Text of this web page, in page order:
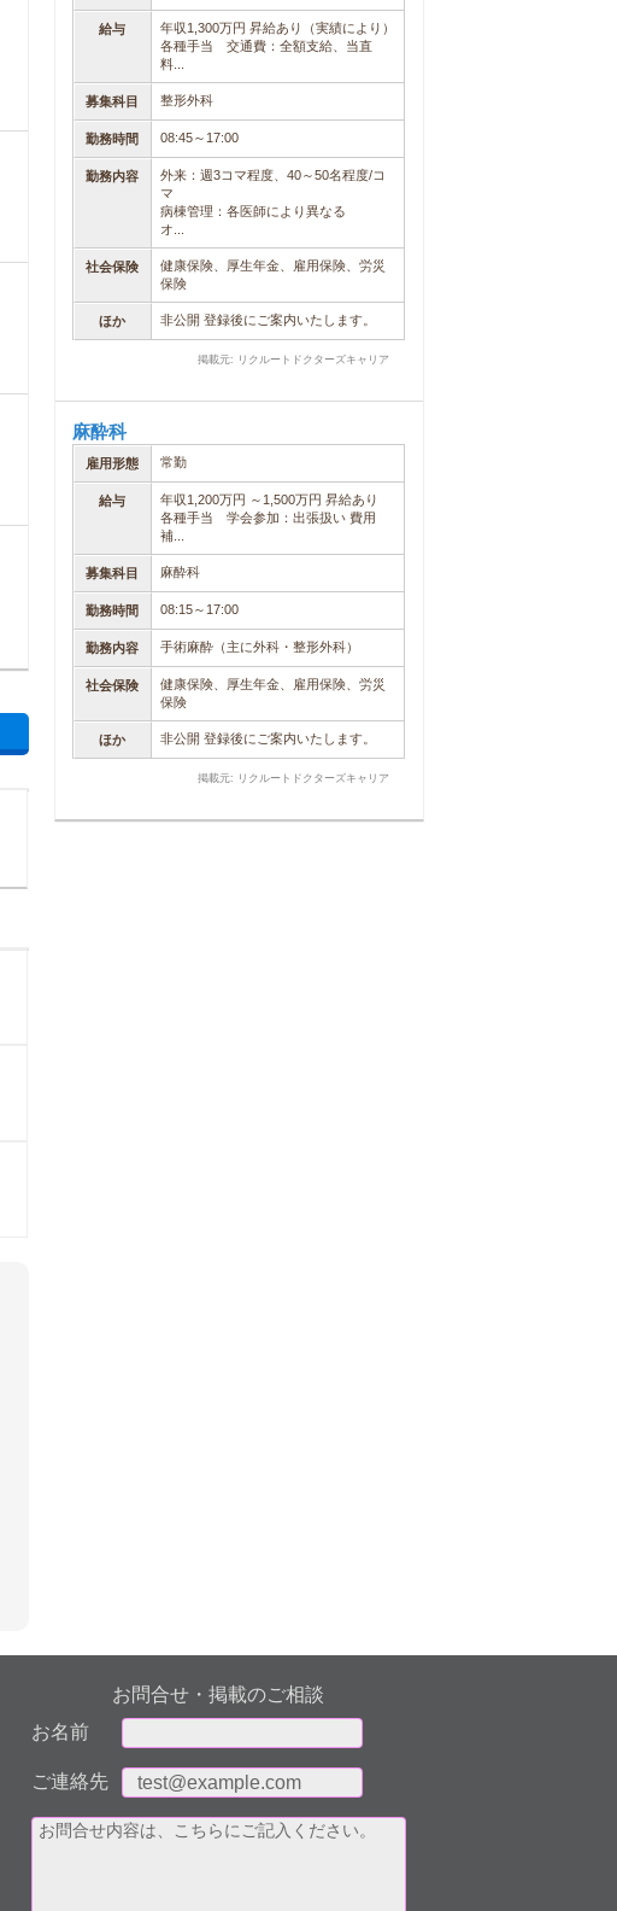
給与
年収1,300万円 昇給あり（実績により）
各種手当 交通費：全額支給、当直
料...
募集科目 整形外科
勤務時間 08:45～17:00
勤務内容
外来：週3コマ程度、40～50名程度/コ
マ
病棟管理：各医師により異なる
オ...
社会保険
健康保険、厚生年金、雇用保険、労災
保険
ほか 非公開 登録後にご案内いたします。
掲載元: リクルートドクターズキャリア
麻酔科
雇用形態 常勤
給与
年収1,200万円 ～1,500万円 昇給あり
各種手当 学会参加：出張扱い 費用
補...
募集科目 麻酔科
勤務時間 08:15～17:00
勤務内容 手術麻酔（主に外科・整形外科）
社会保険
健康保険、厚生年金、雇用保険、労災
保険
ほか 非公開 登録後にご案内いたします。
掲載元: リクルートドクターズキャリア
お問合せ・掲載のご相談
お名前
ご連絡先